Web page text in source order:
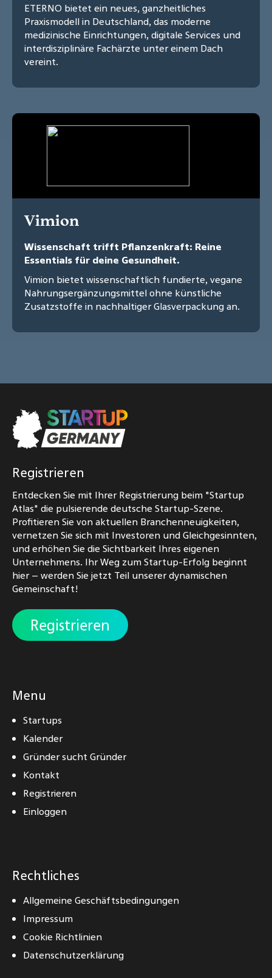
ETERNO bietet ein neues, ganzheitliches
Praxismodell in Deutschland, das moderne
medizinische Einrichtungen, digitale Services und
interdisziplinäre Fachärzte unter einem Dach
vereint.
Vimion
Wissenschaft trifft Pflanzenkraft: Reine
Essentials für deine Gesundheit.
Vimion bietet wissenschaftlich fundierte, vegane
Nahrungsergänzungsmittel ohne künstliche
Zusatzstoffe in nachhaltiger Glasverpackung an.
Registrieren
Entdecken Sie mit Ihrer Registrierung beim "Startup
Atlas" die pulsierende deutsche Startup-Szene.
Profitieren Sie von aktuellen Branchenneuigkeiten,
vernetzen Sie sich mit Investoren und Gleichgesinnten,
und erhöhen Sie die Sichtbarkeit Ihres eigenen
Unternehmens. Ihr Weg zum Startup-Erfolg beginnt
hier – werden Sie jetzt Teil unserer dynamischen
Gemeinschaft!
Registrieren
Menu
Startups
Kalender
Gründer sucht Gründer
Kontakt
Registrieren
Einloggen
Rechtliches
Allgemeine Geschäftsbedingungen
Impressum
Cookie Richtlinien
Datenschutzerklärung